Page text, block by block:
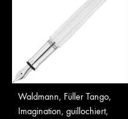
Waldmann, Füller Tango,
Imagination, guillochiert,